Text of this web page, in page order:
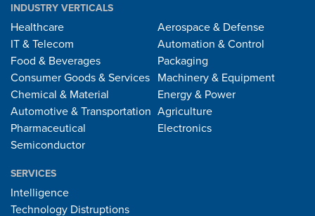
INDUSTRY VERTICALS
Healthcare
IT & Telecom
Food & Beverages
Consumer Goods & Services
Chemical & Material
Automotive & Transportation
Pharmaceutical
Semiconductor
Aerospace & Defense
Automation & Control
Packaging
Machinery & Equipment
Energy & Power
Agriculture
Electronics
SERVICES
Intelligence
Technology Distruptions